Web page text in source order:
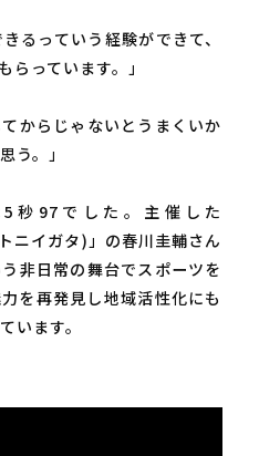
るっていう経験ができて、
らっています。」
からじゃないとうまくいか
う。」
秒97でした。主催した
ニイガタ)」の春川圭輔さん
非日常の舞台でスポーツを
を再発見し地域活性化にも
います。